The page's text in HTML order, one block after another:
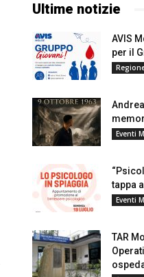
Ultime notizie
AVIS
per il
Eventi
tappa
Eventi
TAR